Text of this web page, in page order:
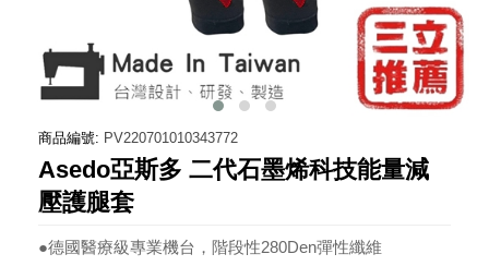
商品編號: PV220701010343772
Asedo亞斯多 二代石墨烯科技能量減
壓護腿套
●德國醫療級專業機台，階段性280Den彈性纖維